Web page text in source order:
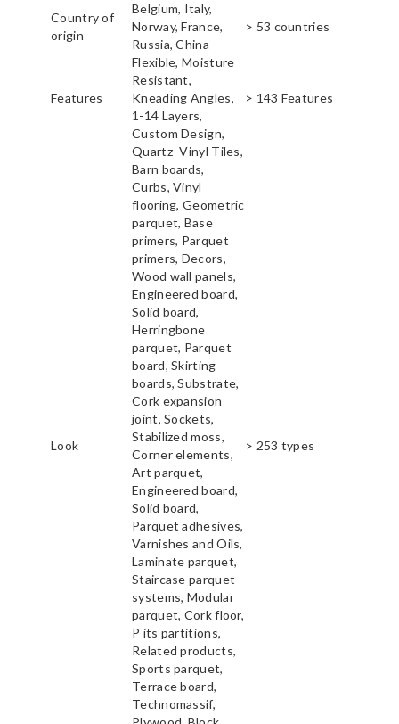
Country of
origin
Belgium, Italy,
Norway, France,
Russia, China
> 53 countries
Features
Flexible, Moisture
Resistant,
Kneading Angles,
1-14 Layers,
Custom Design,
> 143 Features
Look
Quartz -Vinyl Tiles,
Barn boards,
Curbs, Vinyl
flooring, Geometric
parquet, Base
primers, Parquet
primers, Decors,
Wood wall panels,
Engineered board,
Solid board,
Herringbone
parquet, Parquet
board, Skirting
boards, Substrate,
Cork expansion
joint, Sockets,
Stabilized moss,
Corner elements,
Art parquet,
Engineered board,
Solid board,
Parquet adhesives,
Varnishes and Oils,
Laminate parquet,
Staircase parquet
systems, Modular
parquet, Cork floor,
P its partitions,
Related products,
Sports parquet,
Terrace board,
Technomassif,
> 253 types